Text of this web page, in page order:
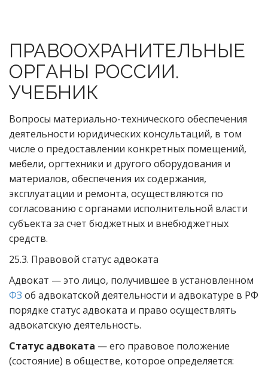
ПРАВООХРАНИТЕЛЬНЫЕ
ОРГАНЫ РОССИИ.
УЧЕБНИК
Вопросы материально-технического обеспечения
деятельности юридических консультаций, в том
числе о предоставлении конкретных помещений,
мебели, оргтехники и другого оборудования и
материалов, обеспечения их содержания,
эксплуатации и ремонта, осуществляются по
согласованию с органами исполнительной власти
субъекта за счет бюджетных и внебюджетных
средств.
25.3. Правовой статус адвоката
Адвокат — это лицо, получившее в установленном
ФЗ об адвокатской деятельности и адвокатуре в РФ
порядке статус адвоката и право осуществлять
адвокатскую деятельность.
Статус адвоката — его правовое положение
(состояние) в обществе, которое определяется: